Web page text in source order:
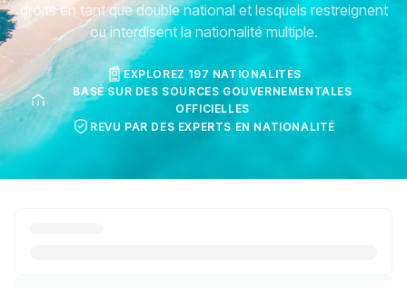
droits en tant que double national et lesquels restreignent
ou interdisent la nationalité multiple.
EXPLOREZ 197 NATIONALITÉS
BASÉ SUR DES SOURCES GOUVERNEMENTALES
OFFICIELLES
REVU PAR DES EXPERTS EN NATIONALITÉ